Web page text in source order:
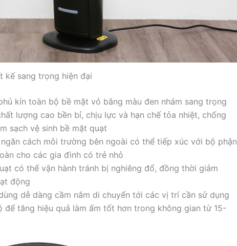
kế sang trọng hiện đại
kín toàn bộ bề mặt vỏ bằng màu đen nhám sang trọng
lượng cao bền bỉ, chịu lực và hạn chế tỏa nhiệt, chống
sạch vệ sinh bề mặt quạt
cách môi trường bên ngoài có thể tiếp xúc với bộ phận
cho các gia đình có trẻ nhỏ
có thể vận hành tránh bị nghiêng đổ, đồng thời giảm
động
dễ dàng cầm nắm di chuyển tới các vị trí cần sử dụng
để tăng hiệu quả làm ấm tốt hơn trong không gian từ 15-